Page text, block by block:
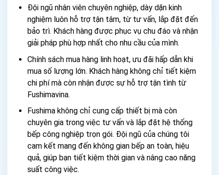
Đội ngũ nhân viên chuyên nghiệp, dày dặn kinh
nghiệm luôn hỗ trợ tận tâm, từ tư vấn, lắp đặt đến
bảo trì. Khách hàng được phục vụ chu đáo và nhận
giải pháp phù hợp nhất cho nhu cầu của mình.
Chính sách mua hàng linh hoạt, ưu đãi hấp dẫn khi
mua số lượng lớn. Khách hàng không chỉ tiết kiệm
chi phí mà còn nhận được sự hỗ trợ tận tình từ
Fushimavina.
Fushima không chỉ cung cấp thiết bị mà còn
chuyên gia trong việc tư vấn và lắp đặt hệ thống
bếp công nghiệp trọn gói. Đội ngũ của chúng tôi
cam kết mang đến không gian bếp an toàn, hiệu
quả, giúp bạn tiết kiệm thời gian và nâng cao năng
suất công việc.